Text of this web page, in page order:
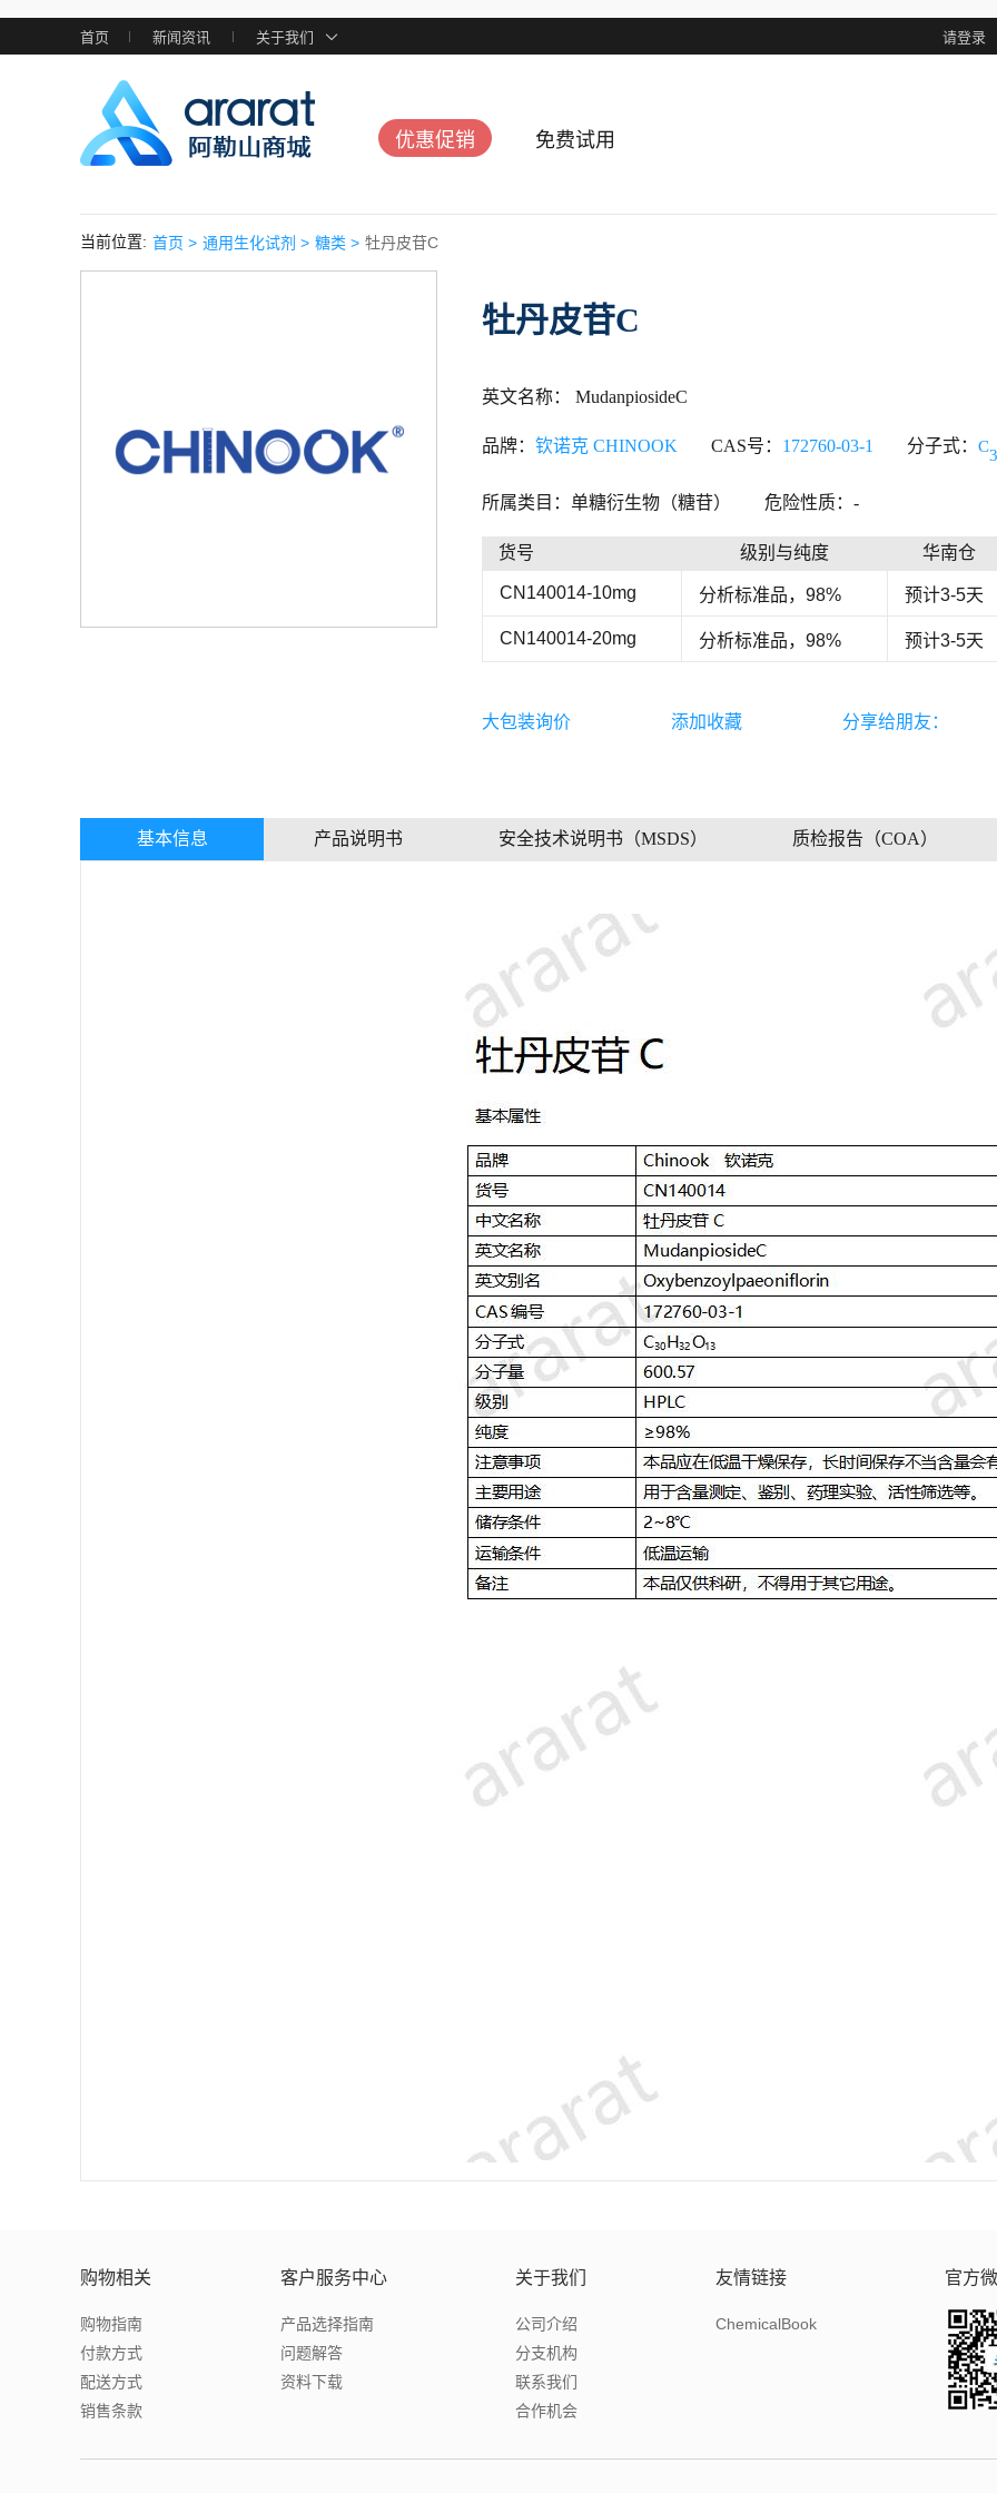
首页 新闻资讯 关于我们 请登录
优惠促销 免费试用
当前位置: 首页 > 通用生化试剂 > 糖类 > 牡丹皮苷C
牡丹皮苷C
英文名称： MudanpiosideC
品牌： 钦诺克 CHINOOK CAS号： 172760-03-1 分子式： C
所属类目：单糖衍生物（糖苷） 危险性质：-
货号 级别与纯度 华南仓
CN140014-10mg 分析标准品，98% 预计3-5天
CN140014-20mg 分析标准品，98% 预计3-5天
大包装询价 添加收藏 分享给朋友：
基本信息 产品说明书 安全技术说明书（MSDS） 质检报告（COA）
购物相关
购物指南
付款方式
配送方式
销售条款
客户服务中心
产品选择指南
问题解答
资料下载
关于我们
公司介绍
分支机构
联系我们
合作机会
友情链接
ChemicalBook
官方